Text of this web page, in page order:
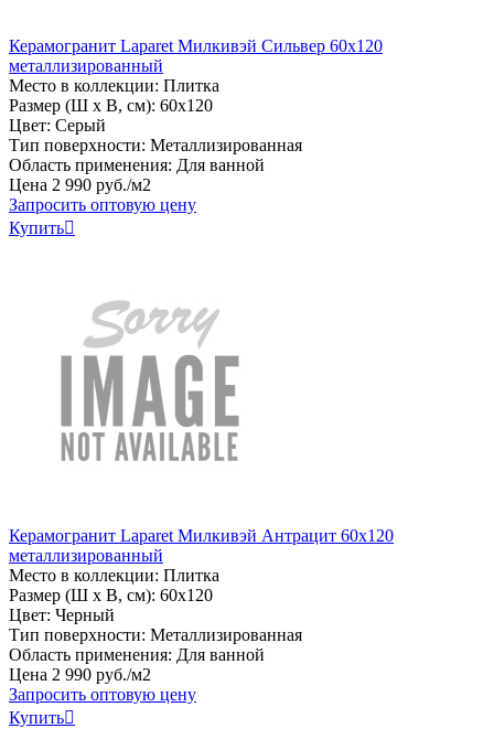
Керамогранит Laparet Милкивэй Сильвер 60х120
металлизированный
Место в коллекции: Плитка
Размер (Ш х В, см): 60х120
Цвет: Серый
Тип поверхности: Металлизированная
Область применения: Для ванной
Цена 2 990 руб./м2
Запросить оптовую цену
Купить
Керамогранит Laparet Милкивэй Антрацит 60х120
металлизированный
Место в коллекции: Плитка
Размер (Ш х В, см): 60х120
Цвет: Черный
Тип поверхности: Металлизированная
Область применения: Для ванной
Цена 2 990 руб./м2
Запросить оптовую цену
Купить